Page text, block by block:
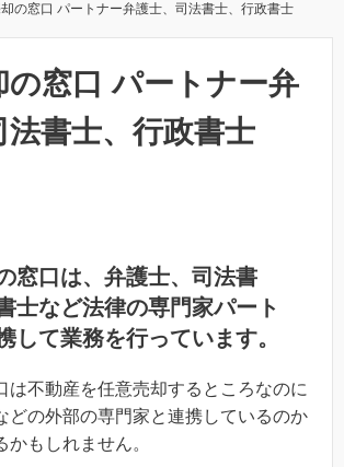
の窓口 パートナー弁護士、司法書士、行政書士
の窓口 パートナー弁
法書士、行政書士
窓口は、弁護士、司法書
士など法律の専門家パート
して業務を行っています。
は不動産を任意売却するところなのに
どの外部の専門家と連携しているのか
かもしれません。